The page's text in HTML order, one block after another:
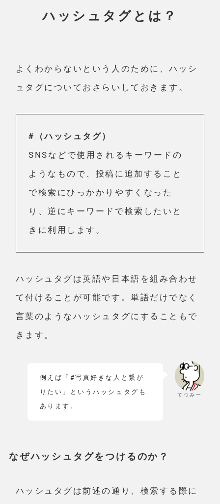
ハッシュタグとは？
よくわからないという人のために、ハッシ
ュタグについておさらいしておきます。
#（ハッシュタグ）
SNSなどで使用されるキーワードの
ようなもので、投稿に追加すること
で検索にひっかかりやすくなった
り、逆にキーワードで検索したいと
きに利用します。
ハッシュタグは英語や日本語を組み合わせ
て付けることが可能です。単語だけでなく
言葉のようなハッシュタグにすることもで
きます。
てつみー
例えば「#写真好きな人と繋が
りたい」というハッシュタグも
あります。
なぜハッシュタグをつけるのか？
ハッシュタグは前述の通り、検索する際に